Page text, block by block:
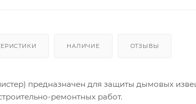
НАЛИЧИЕ ОТЗЫВЫ
предназначен для защиты дымовых
ремонтных работ.